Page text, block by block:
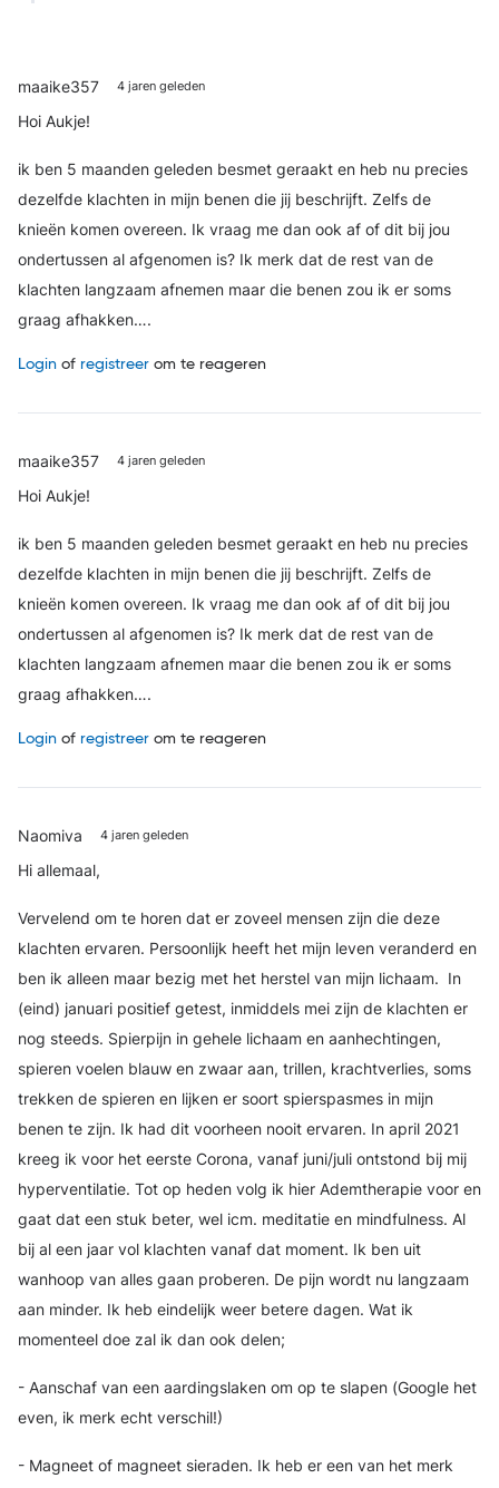
maaike357 4 jaren geleden
Hoi Aukje!
ik ben 5 maanden geleden besmet geraakt en heb nu precies
dezelfde klachten in mijn benen die jij beschrijft. Zelfs de
knieën komen overeen. Ik vraag me dan ook af of dit bij jou
ondertussen al afgenomen is? Ik merk dat de rest van de
klachten langzaam afnemen maar die benen zou ik er soms
graag afhakken….
Login of registreer om te reageren
maaike357 4 jaren geleden
Hoi Aukje!
ik ben 5 maanden geleden besmet geraakt en heb nu precies
dezelfde klachten in mijn benen die jij beschrijft. Zelfs de
knieën komen overeen. Ik vraag me dan ook af of dit bij jou
ondertussen al afgenomen is? Ik merk dat de rest van de
klachten langzaam afnemen maar die benen zou ik er soms
graag afhakken….
Login of registreer om te reageren
Naomiva 4 jaren geleden
Hi allemaal,
Vervelend om te horen dat er zoveel mensen zijn die deze
klachten ervaren. Persoonlijk heeft het mijn leven veranderd en
ben ik alleen maar bezig met het herstel van mijn lichaam.
In
(eind) januari positief getest, inmiddels mei zijn de klachten er
nog steeds. Spierpijn in gehele lichaam en aanhechtingen,
spieren voelen blauw en zwaar aan, trillen, krachtverlies, soms
trekken de spieren en lijken er soort spierspasmes in mijn
benen te zijn. Ik had dit voorheen nooit ervaren. In april 2021
kreeg ik voor het eerste Corona, vanaf juni/juli ontstond bij mij
hyperventilatie. Tot op heden volg ik hier Ademtherapie voor en
gaat dat een stuk beter, wel icm. meditatie en mindfulness. Al
bij al een jaar vol klachten vanaf dat moment. Ik ben uit
wanhoop van alles gaan proberen. De pijn wordt nu langzaam
aan minder. Ik heb eindelijk weer betere dagen. Wat ik
momenteel doe zal ik dan ook delen;
- Aanschaf van een aardingslaken om op te slapen (Google het
even, ik merk echt verschil!)
- Magneet of magneet sieraden. Ik heb er een van het merk